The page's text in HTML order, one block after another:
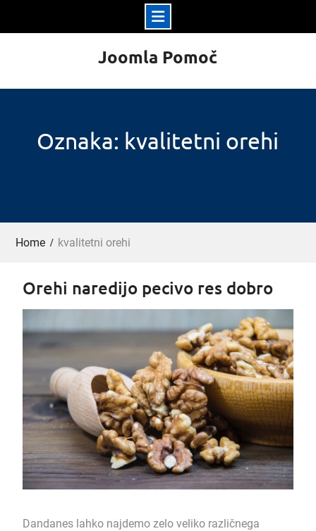
Joomla Pomoč
Oznaka: kvalitetni orehi
Home kvalitetni orehi
Orehi naredijo pecivo res dobro
Dandanes lahko najdemo zelo veliko različnega